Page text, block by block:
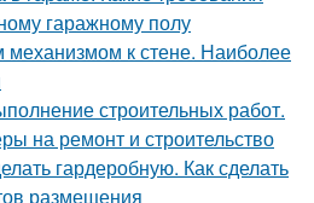
гаражному полу
к стене. Наиболее
строительных работ.
на ремонт и строительство
гардеробную. Как сделать
размещения